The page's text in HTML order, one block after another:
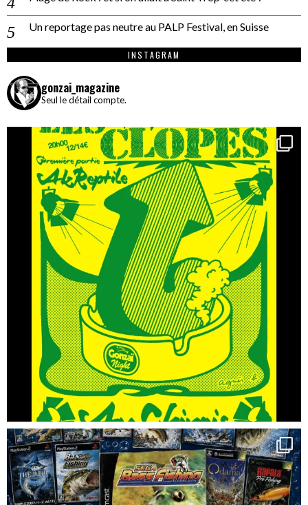
Un reportage pas neutre au PALP Festival, en Suisse
INSTAGRAM
gonzai_magazine
Seul le détail compte.